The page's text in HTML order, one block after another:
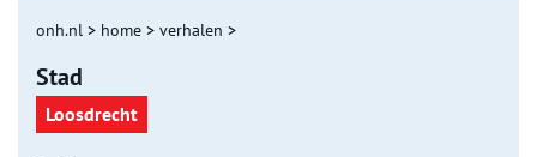
onh.nl > home > verhalen >
Stad
Loosdrecht